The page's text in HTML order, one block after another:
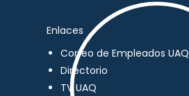
Enlaces
Correo de Empleados UAQ
Directorio
TV UAQ